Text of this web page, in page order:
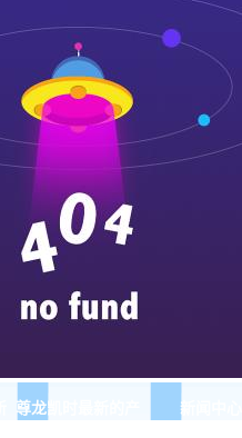
尊龙凯时最新的产
新闻中心